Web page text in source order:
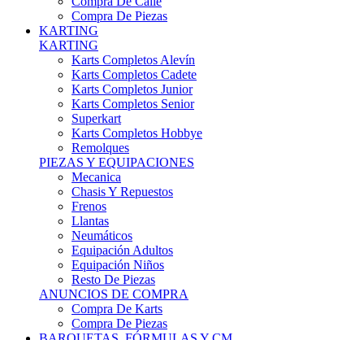
KARTING
KARTING
Karts Completos Alevín
Karts Completos Cadete
Karts Completos Junior
Karts Completos Senior
Superkart
Karts Completos Hobbye
Remolques
PIEZAS Y EQUIPACIONES
Mecanica
Chasis Y Repuestos
Frenos
Llantas
Neumáticos
Equipación Adultos
Equipación Niños
Resto De Piezas
ANUNCIOS DE COMPRA
Compra De Karts
Compra De Piezas
BARQUETAS, FÓRMULAS Y CM
BARQUETAS, FÓRMULAS Y CM